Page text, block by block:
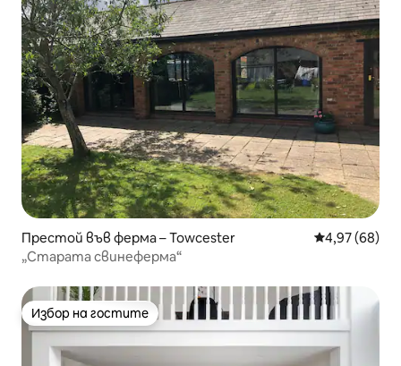
Престой във ферма – Towcester Средна
4,97 (68)
„Старата свинеферма“
Избор на гостите
Избор на гостите